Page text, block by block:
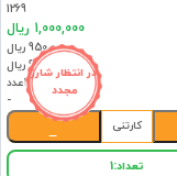
در انتظار شارژ
مجدد
1269
1,000,000 ریال
950,000 ریال
900,000 ریال
24عدد
-
کارتنی
−
تعداد:1